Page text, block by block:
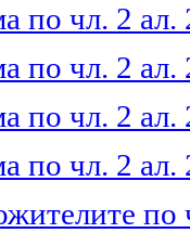
по чл. 2 ал.
по чл. 2 ал.
по чл. 2 ал.
по чл. 2 ал.
по